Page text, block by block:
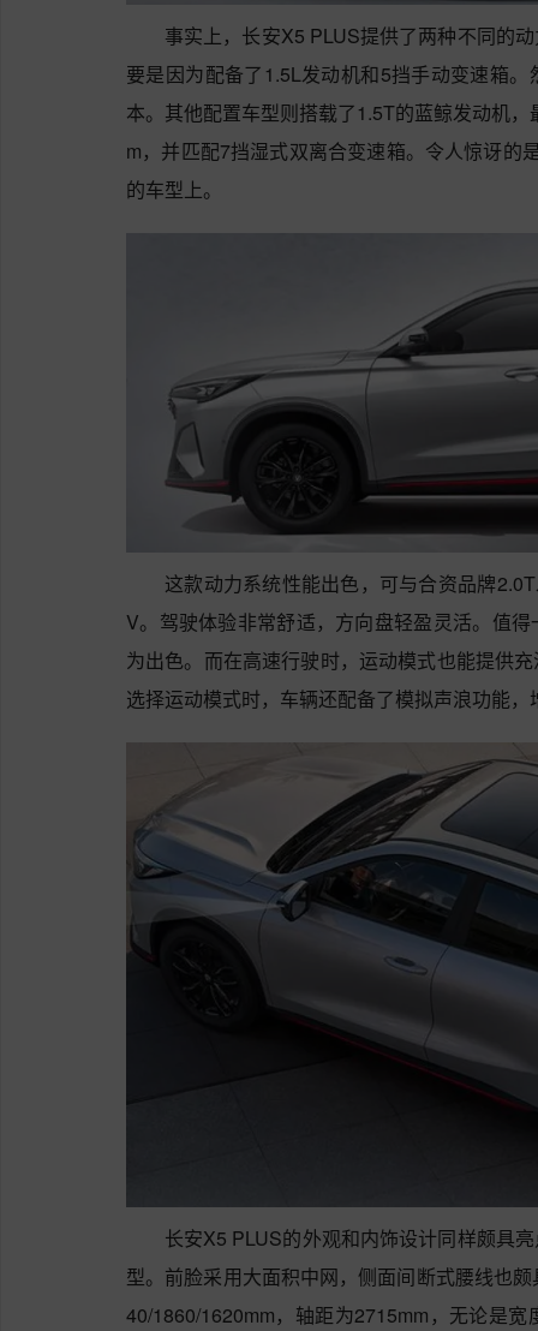
事实上，长安X5 PLUS提供了两种不同的
要是因为配备了1.5L发动机和5挡手动变速箱
本。其他配置车型则搭载了1.5T的蓝鲸发动机
m，并匹配7挡湿式双离合变速箱。令人惊讶的
的车型上。
这款动力系统性能出色，可与合资品牌
V。驾驶体验非常舒适，方向盘轻盈灵活。值
为出色。而在高速行驶时，运动模式也能提供
选择运动模式时，车辆还配备了模拟声浪功能
长安X5 PLUS的外观和内饰设计同样颇具
型。前脸采用大面积中网，侧面间断式腰线也
40/1860/1620mm，轴距为2715mm，无论是